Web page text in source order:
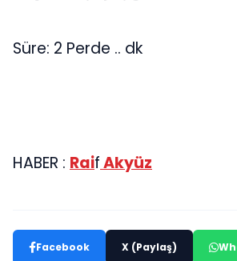
Süre: 2 Perde .. dk
HABER : RaifAkyüz
Facebook X (Paylaş)